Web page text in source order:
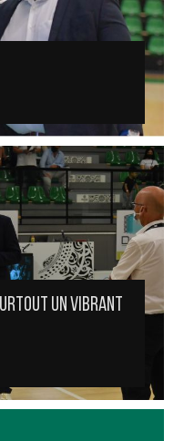
UN VIBRANT